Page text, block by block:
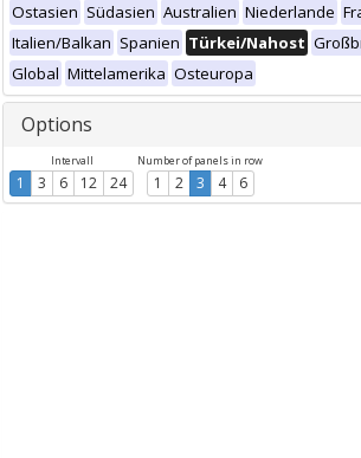
Ostasien Südasien Australien Niederlande
Italien/Balkan Spanien Türkei/Nahost
Global Mittelamerika Osteuropa
Options
Intervall
1 3 6 12 24
Number of panels in row
1 2 3 4 6